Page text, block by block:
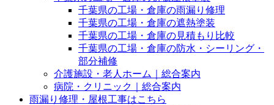
千葉県の工場・倉庫の雨漏り修理
千葉県の工場・倉庫の遮熱塗装
千葉県の工場・倉庫の見積もり比較
千葉県の工場・倉庫の防水・シーリング・
部分補修
介護施設・老人ホーム｜総合案内
病院・クリニック｜総合案内
雨漏り修理・屋根工事はこちら